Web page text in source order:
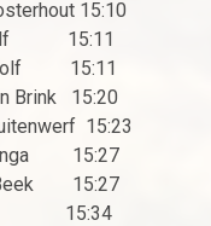
15:10
15:11
15:11
Brink 15:20
15:23
15:27
Beek 15:27
15:34